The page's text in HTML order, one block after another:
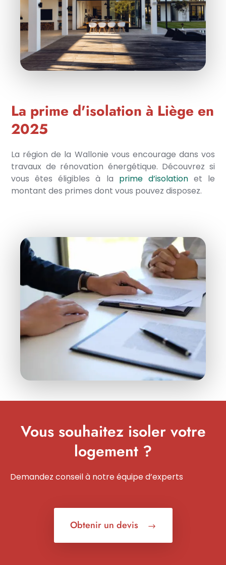
La prime d'isolation à Liège en
2025
La région de la Wallonie vous encourage dans vos
travaux de rénovation énergétique. Découvrez si
vous êtes éligibles à la prime d’isolationet le
montant des primes dont vous pouvez disposez.
Vous souhaitez isoler votre
logement ?
Demandez conseil à notre équipe d’experts
Obtenir un devis